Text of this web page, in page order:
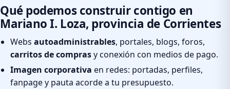
Qué podemos construir contigo en
Mariano I. Loza, provincia de Corrientes
Webs autoadministrables, portales, blogs, foros,
carritos de comprasy conexión con medios de pago.
Imagen corporativa en redes: portadas, perfiles,
fanpage y pauta acorde a tu presupuesto.